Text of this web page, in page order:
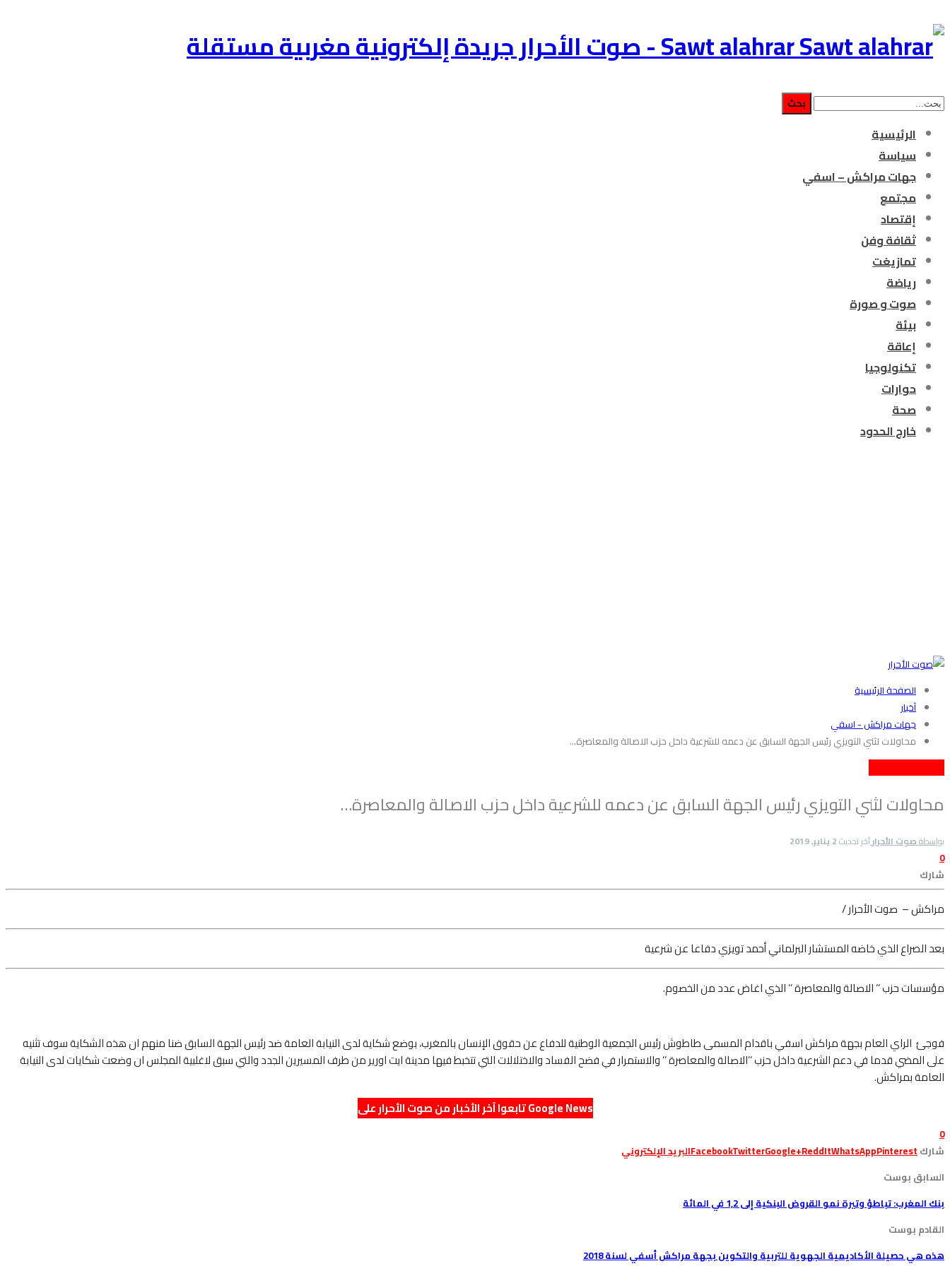
Sawt alahrar - صوت الأحرار جريدة إلكترونية مغربية مستقلة
الرئيسية
سياسة
جهات مراكش – اسفي
مجتمع
إقتصاد
ثقافة وفن
تمازيغت
رياضة
صوت و صورة
بيئة
إعاقة
تكنولوجيا
حوارات
صحة
خارج الحدود
الصفحة الرئيسية
آخبار
جهات مراكش - اسفي
محاولات لثني التويزي رئيس الجهة السابق عن دعمه للشرعية داخل حزب الاصالة والمعاصرة…
محاولات لثني التويزي رئيس الجهة السابق عن دعمه للشرعية داخل حزب الاصالة والمعاصرة…
بواسطةصوت الأحرارآخر تحديث2 يناير, 2019
0
شارك
مراكش – صوت الأحرار /
بعد الصراع الذي خاضه المستشار البرلماني أحمد تويزي دفاعا عن شرعية
مؤسسات حزب ‘‘ الاصالة والمعاصرة ‘‘ الذي اغاض عدد من الخصوم.
فوجئ الراي العام بجهة مراكش اسفي باقدام المسمى طاطوش رئيس الجمعية الوطنية للدفاع عن حقوق الإنسان بالمغرب، بوضع شكاية لدى النيابة العامة ضد رئيس الجهة السابق ضنا منهم ان هذه الشكاية سوف تثنيه
على المضي قدما في دعم الشرعية داخل حزب ‘‘الاصالة والمعاصرة ‘‘ والاستمرار في فضح الفساد والاختلالات التي تتخبط فيها مدينة ايت اورير من طرف المسيرين الجدد والتي سبق لاغلبية المجلس ان وضعت شكايات لدى النيابة
العامة بمراكش.
تابعوا آخر الأخبار من صوت الأحرار على Google News
0
شارك
FacebookTwitterGoogle+ReddItWhatsAppPinterest
البريد الإلكتروني
السابق بوست
بنك المغرب: تباطؤ وتيرة نمو القروض البنكية إلى 1,2 في المائة
القادم بوست
هذه هي حصيلة الأكاديمية الجهوية للتربية والتكوين بجهة مراكش أسفي لسنة 2018